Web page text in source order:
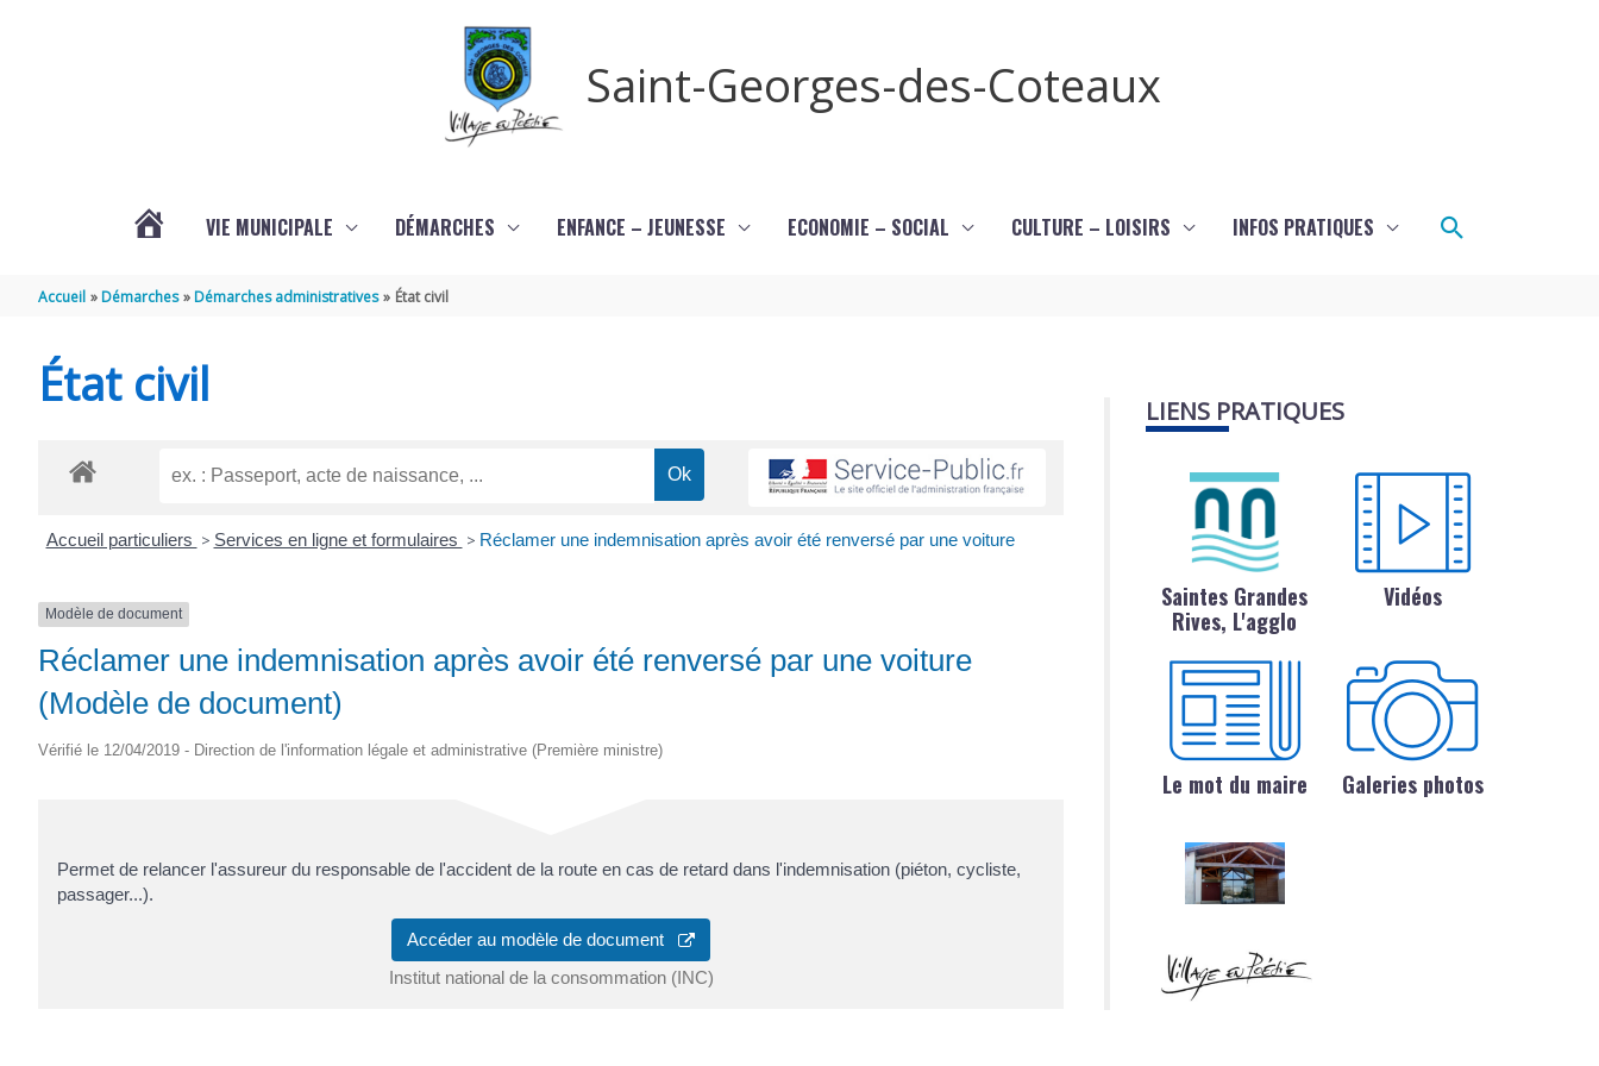
Saint-Georges-des-Coteaux
VIE MUNICIPALE DÉMARCHES ENFANCE – JEUNESSE ECONOMIE – SOCIAL CULTURE – LOISIRS INFOS PRATIQUES Rechercher
Accueil Démarches Démarches administratives État civil
État civil
Accueil particuliers > Services en ligne et formulaires > Réclamer une indemnisation après avoir été renversé par une voiture
Modèle de document
Réclamer une indemnisation après avoir été renversé par une voiture
(Modèle de document)
Vérifié le 12/04/2019 - Direction de l'information légale et administrative (Première ministre)
Permet de relancer l'assureur du responsable de l'accident de la route en cas de retard dans l'indemnisation (piéton, cycliste,
passager...).
Accéder au modèle de document
Institut national de la consommation (INC)
LIENS PRATIQUES
Saintes Grandes
Rives, L'agglo
Vidéos
Le mot du maire Galeries photos